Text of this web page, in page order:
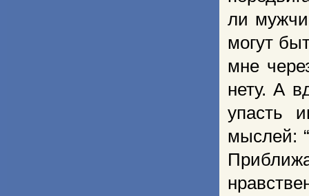
ли
могут
мне
нету. А
упасть
мыслей: